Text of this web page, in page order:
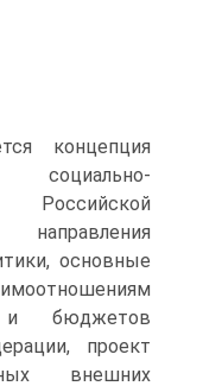
концепция
Российской
ос­новные
и бюджетов
проект
внешних